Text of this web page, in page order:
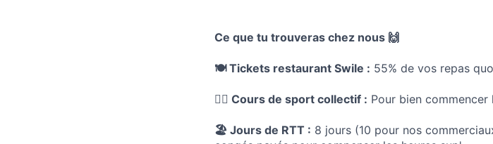
Ce que tu trouveras chez nous 🙌
🍽️ Tickets restaurant Swile : 55% de vos repas
🏋️‍♂️ Cours de sport collectif : Pour bien
🏖️ Jours de RTT : 8 jours (10 pour nos